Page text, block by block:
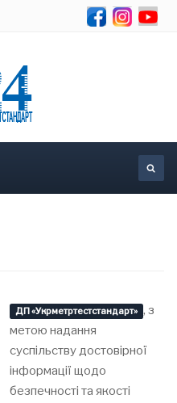
ДП «Укрметртестстандарт» , з
метою надання
суспільству достовірної
інформації щодо
безпечності та якості